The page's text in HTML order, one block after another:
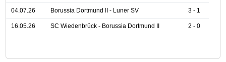
04.07.26 Borussia Dortmund II - Luner SV 3 - 1
16.05.26 SC Wiedenbrück - Borussia Dortmund II 2 - 0